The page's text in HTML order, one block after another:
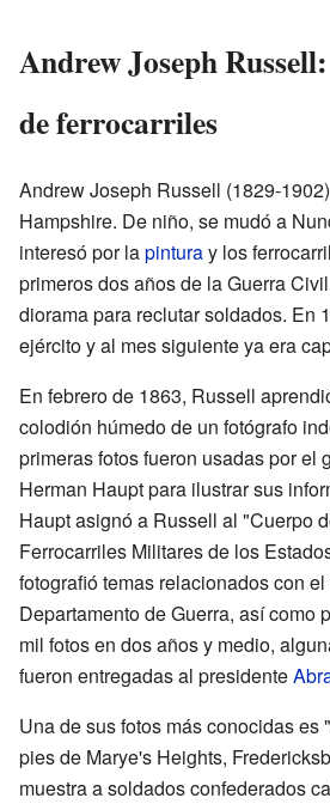
Andrew Joseph
de ferrocarriles
Andrew Joseph Russell (1829-
Hampshire. De niño, se mudó a
interesó por lapinturay los
primeros dos años de la Guerra
diorama para reclutar soldados. En
ejército y al mes siguiente ya era
En febrero de 1863, Russell
colodión húmedo de un fotógrafo
primeras fotos fueron usadas por el
Herman Haupt para ilustrar sus
Haupt asignó a Russell al "Cuerpo
Ferrocarriles Militares de los
fotografió temas relacionados con
Departamento de Guerra, así como
mil fotos en dos años y medio,
fueron entregadas al presidente
Una de sus fotos más conocidas es
pies de Marye's Heights,
muestra a soldados confederados